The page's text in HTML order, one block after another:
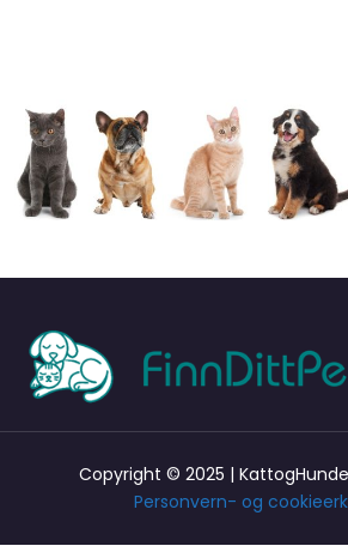
Copyright © 2025 |
Personvern- og